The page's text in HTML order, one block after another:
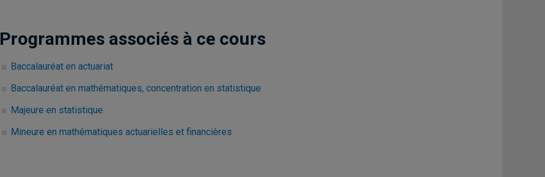
Programmes associés à ce cours
Baccalauréat en actuariat
Baccalauréat en mathématiques, concentration en statistique
Majeure en statistique
Mineure en mathématiques actuarielles et financières